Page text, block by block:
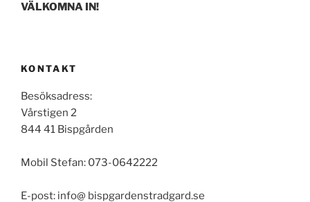
VÄLKOMNA IN!
KONTAKT
Besöksadress:
Vårstigen 2
844 41 Bispgården
Mobil Stefan: 073-0642222
E-post: info@ bispgardenstradgard.se